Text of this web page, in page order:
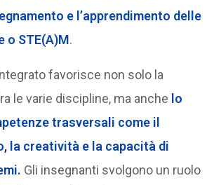
e l’apprendimento delle
o STE(A)M.
favorisce non solo la
le varie discipline, ma anche lo
trasversali come il
la creatività e la capacità di
Gli insegnanti svolgono un ruolo